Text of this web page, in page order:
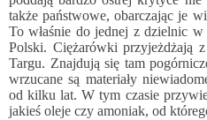
także państwowe, obarczając je
To właśnie do jednej z dzielnic
Polski. Ciężarówki przyjeżdżają
Targu. Znajdują się tam
wrzucane są materiały
od kilku lat. W tym czasie
jakieś oleje czy amoniak, od